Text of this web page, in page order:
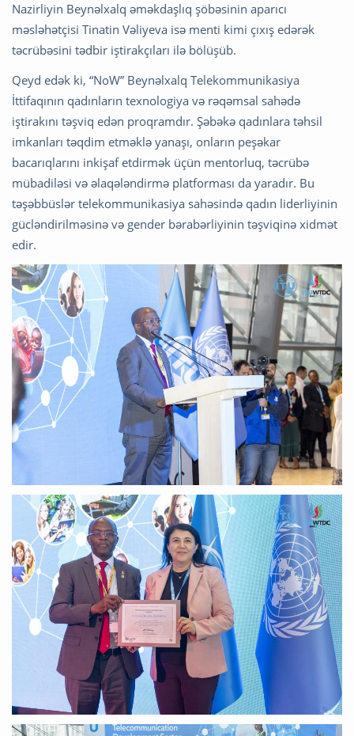
Nazirliyin Beynəlxalq əməkdaşlıq şöbəsinin aparıcı
məsləhətçisi Tinatin Vəliyeva isə menti kimi çıxış edərək
təcrübəsini tədbir iştirakçıları ilə bölüşüb.
Qeyd edək ki, “NoW” Beynəlxalq Telekommunikasiya
İttifaqının qadınların texnologiya və rəqəmsal sahədə
iştirakını təşviq edən proqramdır. Şəbəkə qadınlara təhsil
imkanları təqdim etməklə yanaşı, onların peşəkar
bacarıqlarını inkişaf etdirmək üçün mentorluq, təcrübə
mübadiləsi və əlaqələndirmə platforması da yaradır. Bu
təşəbbüslər telekommunikasiya sahəsində qadın liderliyinin
gücləndirilməsinə və gender bərabərliyinin təşviqinə xidmət
edir.